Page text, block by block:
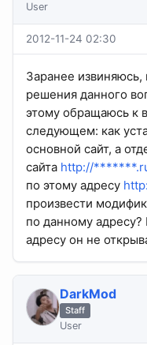
User
2012-11-24 02:30
Заранее
решения данного
этому обращаюсь к
следующем: как
основной сайт, а
сайта http://
по этому адресу
произвести
по данному
адресу он не
DarkMod
Staff
User